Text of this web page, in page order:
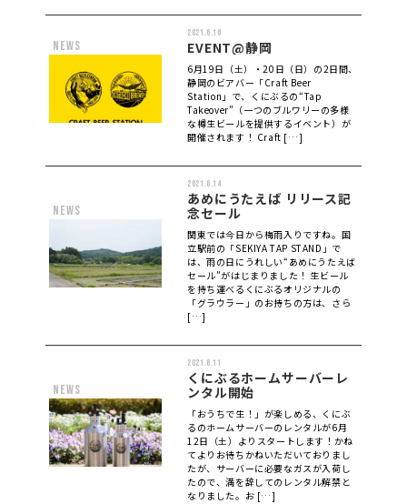
news
2021.6.16
EVENT@静岡
6月19日（土）・20日（日）の2日間、
静岡のビアバー「Craft Beer
Station」で、くにぶるの“Tap
Takeover”（一つのブルワリーの多様
な樽生ビールを提供するイベント）が
開催されます！ Craft […]
news
2021.6.14
あめにうたえば リリース記
念セール
関東では今日から梅雨入りですね。国
立駅前の「SEKIYA TAP STAND」で
は、雨の日にうれしい“あめにうたえば
セール”がはじまりました！ 生ビール
を持ち運べるくにぶるオリジナルの
「グラウラー」のお持ちの方は、さら
[…]
news
2021.6.11
くにぶるホームサーバーレ
ンタル開始
「おうちで生！」が楽しめる、くにぶ
るのホームサーバーのレンタルが6月
12日（土）よりスタートします！かね
てよりお待ちかねいただいておりまし
たが、サーバーに必要なガスが入荷し
たので、満を辞してのレンタル解禁と
なりました。お […]